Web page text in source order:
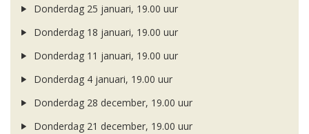
Donderdag 25 januari, 19.00 uur
Donderdag 18 januari, 19.00 uur
Donderdag 11 januari, 19.00 uur
Donderdag 4 januari, 19.00 uur
Donderdag 28 december, 19.00 uur
Donderdag 21 december, 19.00 uur